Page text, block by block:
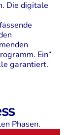
Die digitale
Ein“
garantiert.
Phasen.